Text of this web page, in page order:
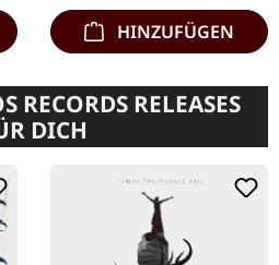
HINZUFÜGEN
RECORDS RELEASES
DICH